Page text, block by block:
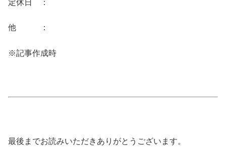
定休日 ：
他 ：
※記事作成時
最後までお読みいただきありがとうございます。